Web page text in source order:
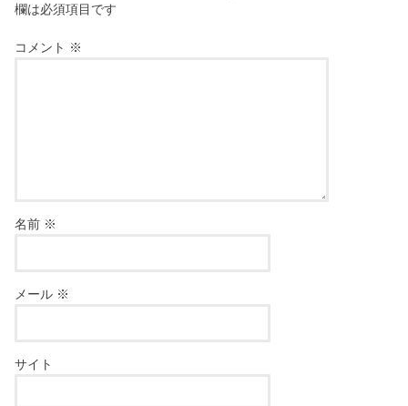
欄は必須項目です
コメント ※
名前 ※
メール ※
サイト